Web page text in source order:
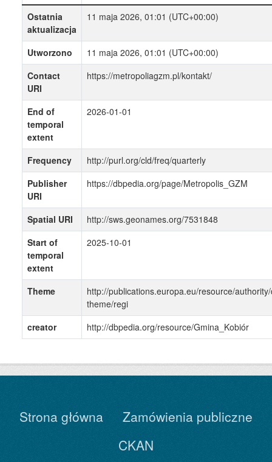
Ostatnia
aktualizacja
11 maja 2026, 01:01 (UTC+00:00)
Utworzono
11 maja 2026, 01:01 (UTC+00:00)
Contact
URI
https://metropoliagzm.pl/kontakt/
End of
temporal
extent
2026-01-01
Frequency
http://purl.org/cld/freq/quarterly
Publisher
URI
https://dbpedia.org/page/Metropolis_GZM
Spatial URI
http://sws.geonames.org/7531848
Start of
temporal
extent
2025-10-01
Theme
http://publications.europa.eu/resource/
theme/regi
creator
http://dbpedia.org/resource/Gmina_Kobiór
Strona główna
Zamówienia publiczne
CKAN